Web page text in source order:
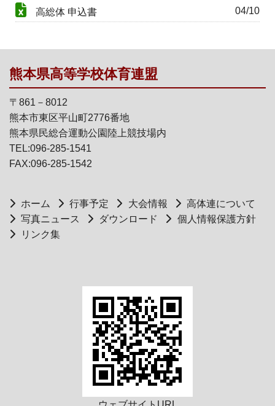
高総体 申込書 04/10
熊本県高等学校体育連盟
〒861－8012
熊本市東区平山町2776番地
熊本県民総合運動公園陸上競技場内
TEL:096-285-1541
FAX:096-285-1542
ホーム 行事予定 大会情報
高体連について
写真ニュース
ダウンロード
個人情報保護方針
リンク集